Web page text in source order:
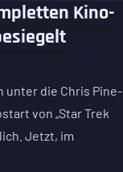
Kino-
unter die Chris Pine-
von „Star Trek
Jetzt, im